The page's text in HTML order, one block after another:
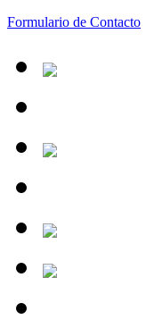
Formulario de Contacto